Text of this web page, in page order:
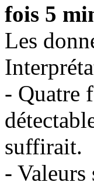
fois 5
Les
- Quatre
suffirait.
- Valeurs